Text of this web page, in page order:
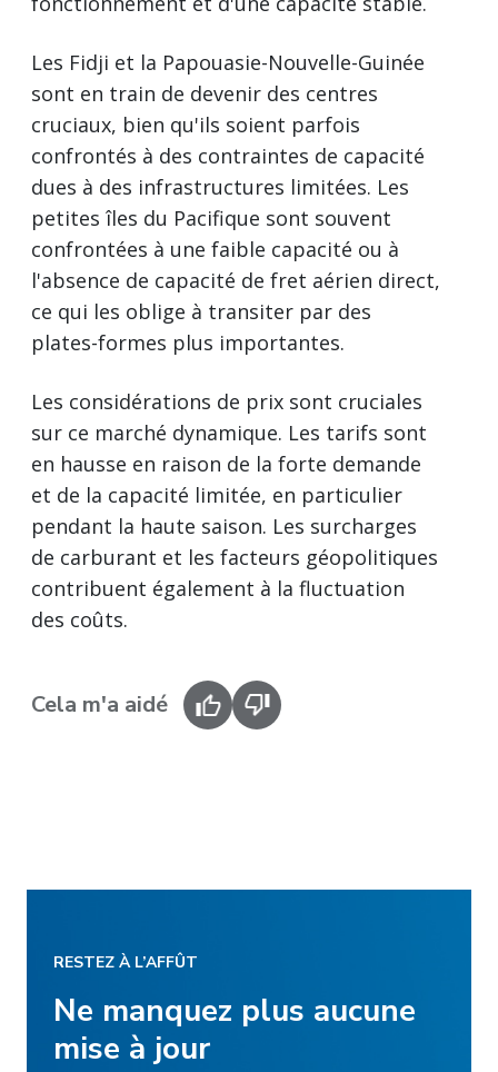
Les Fidji et la Papouasie-Nouvelle-Guinée
sont en train de devenir des centres
cruciaux, bien qu'ils soient parfois
confrontés à des contraintes de capacité
dues à des infrastructures limitées. Les
petites îles du Pacifique sont souvent
confrontées à une faible capacité ou à
l'absence de capacité de fret aérien direct,
ce qui les oblige à transiter par des
plates-formes plus importantes.
Les considérations de prix sont cruciales
sur ce marché dynamique. Les tarifs sont
en hausse en raison de la forte demande
et de la capacité limitée, en particulier
pendant la haute saison. Les surcharges
de carburant et les facteurs géopolitiques
contribuent également à la fluctuation
des coûts.
Cela m'a aidé
RESTEZ À L’AFFÛT
Ne manquez plus aucune
mise à jour